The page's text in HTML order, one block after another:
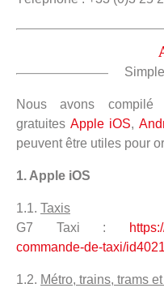
Nous avons compilé
gratuites Apple iOS,
peuvent être utiles pour
1. Apple iOS
1.1. Taxis
G7 Taxi :
commande-de-taxi/
1.2. Métro, trains, trams